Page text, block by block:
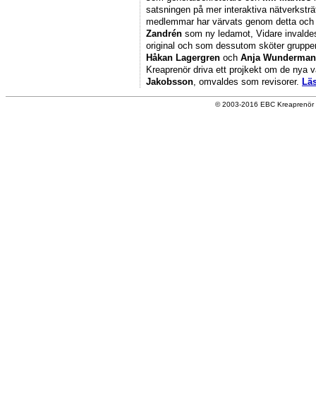
satsningen på mer interaktiva
medlemmar har värvats genom detta
Zandrén som ny ledamot, Vidare
original och som dessutom sköter
Håkan Lagergren och Anja Wunderman
Kreaprenör driva ett projkekt om de nya
Jakobsson, omvaldes som revisorer.
© 2003-2016 EBC Kreaprenör